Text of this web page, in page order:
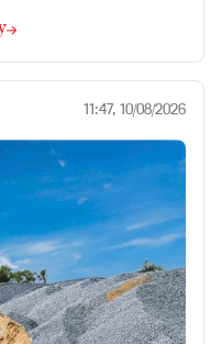
11:47, 10/08/2026